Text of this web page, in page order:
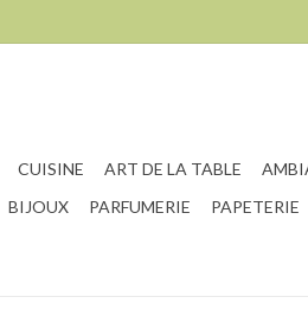
CUISINE ART DE LA TABLE
BIJOUX PARFUMERIE PAPETERIE